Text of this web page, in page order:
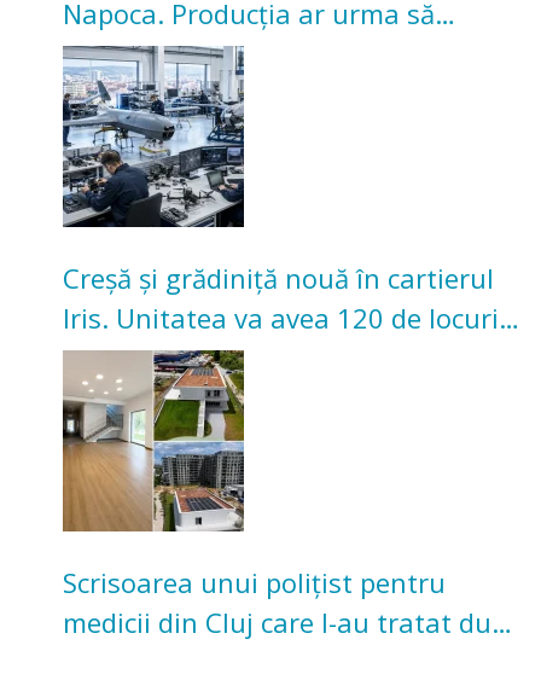
Napoca. Producția ar urma să
înceapă în toamna acestui an
Creșă și grădiniță nouă în cartierul
Iris. Unitatea va avea 120 de locuri
pentru copii
Scrisoarea unui polițist pentru
medicii din Cluj care l-au tratat după